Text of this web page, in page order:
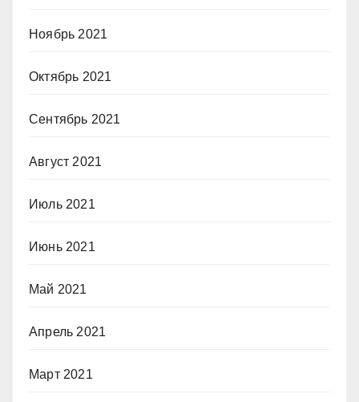
Ноябрь 2021
Октябрь 2021
Сентябрь 2021
Август 2021
Июль 2021
Июнь 2021
Май 2021
Апрель 2021
Март 2021